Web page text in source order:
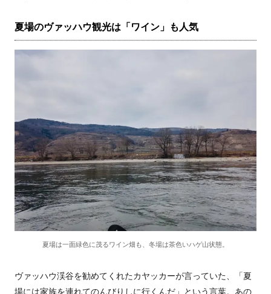
夏場のヴァッハウ観光は「ワイン」も人気
夏場は一面緑色に茂るワイン畑も、冬場は茶色いハゲ山状態。
ヴァッハウ渓谷を勧めてくれたカヤッカーが言っていた、「夏
場には家族を連れてのんびりしに行くんだ」という言葉。あの